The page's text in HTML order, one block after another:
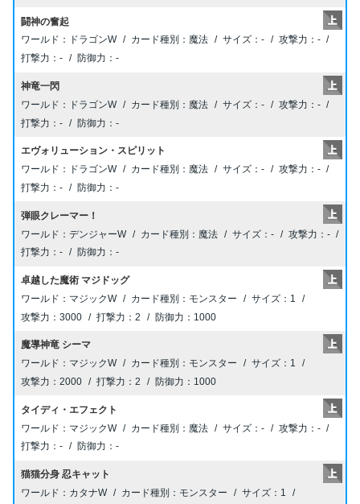
闘神の奮起
ドラゴンW
魔法 -
-
-
-
神竜一閃
ドラゴンW
魔法 -
-
-
-
エヴォリューション・スピリット
ドラゴンW
魔法 -
-
-
-
弾眼クレーマー！
デンジャーW
魔法 -
-
-
-
卓越した魔術 マジドッグ
マジックW
モンスター
1
3000
2 1000
魔導神竜 シーマ
マジックW
モンスター
1
2000
2 1000
タイディ・エフェクト
マジックW
魔法 -
-
-
-
猫猫分身 忍キャット
カタナW
モンスター
1